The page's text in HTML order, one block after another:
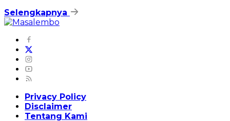
Selengkapnya
Privacy Policy
Disclaimer
Tentang Kami